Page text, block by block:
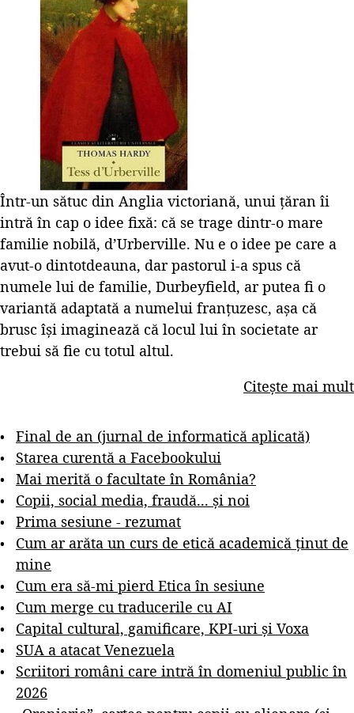
Într-un sătuc din Anglia victoriană, unui țăran îi
intră în cap o idee fixă: că se trage dintr-o mare
familie nobilă, d’Urberville. Nu e o idee pe care a
avut-o dintotdeauna, dar pastorul i-a spus că
numele lui de familie, Durbeyfield, ar putea fi o
variantă adaptată a numelui franțuzesc, așa că
brusc își imaginează că locul lui în societate ar
trebui să fie cu totul altul.
Citește mai mult
Final de an (jurnal de informatică aplicată)
Starea curentă a Facebookului
Mai merită o facultate în România?
Copii, social media, fraudă... și noi
Prima sesiune - rezumat
Cum ar arăta un curs de etică academică ținut de
mine
Cum era să-mi pierd Etica în sesiune
Cum merge cu traducerile cu AI
Capital cultural, gamificare, KPI-uri și Voxa
SUA a atacat Venezuela
Scriitori români care intră în domeniul public în
2026